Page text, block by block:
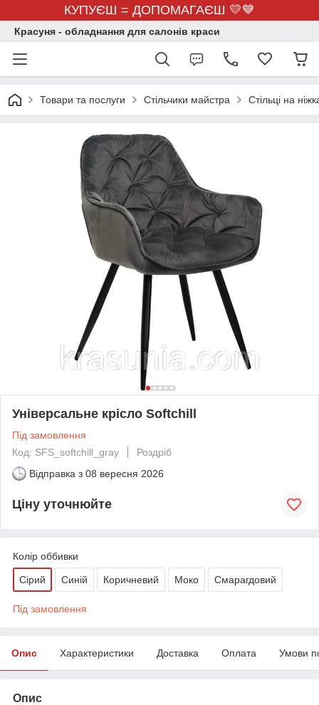
КУПУЄШ = ДОПОМАГАЄШ 💛💙
Красуня - обладнання для салонів краси
Товари та послуги Стільчики майстра Стільці на
Універсальне крісло Softchill
Під замовлення
Код: SFS_softchill_gray
Роздріб
Відправка з 08 вересня 2026
Ціну уточнюйте
Колір оббивки
Сірий Синій Коричневий Моко Смарагдовий
Під замовлення
Опис Характеристики Доставка Оплата Умови
Опис